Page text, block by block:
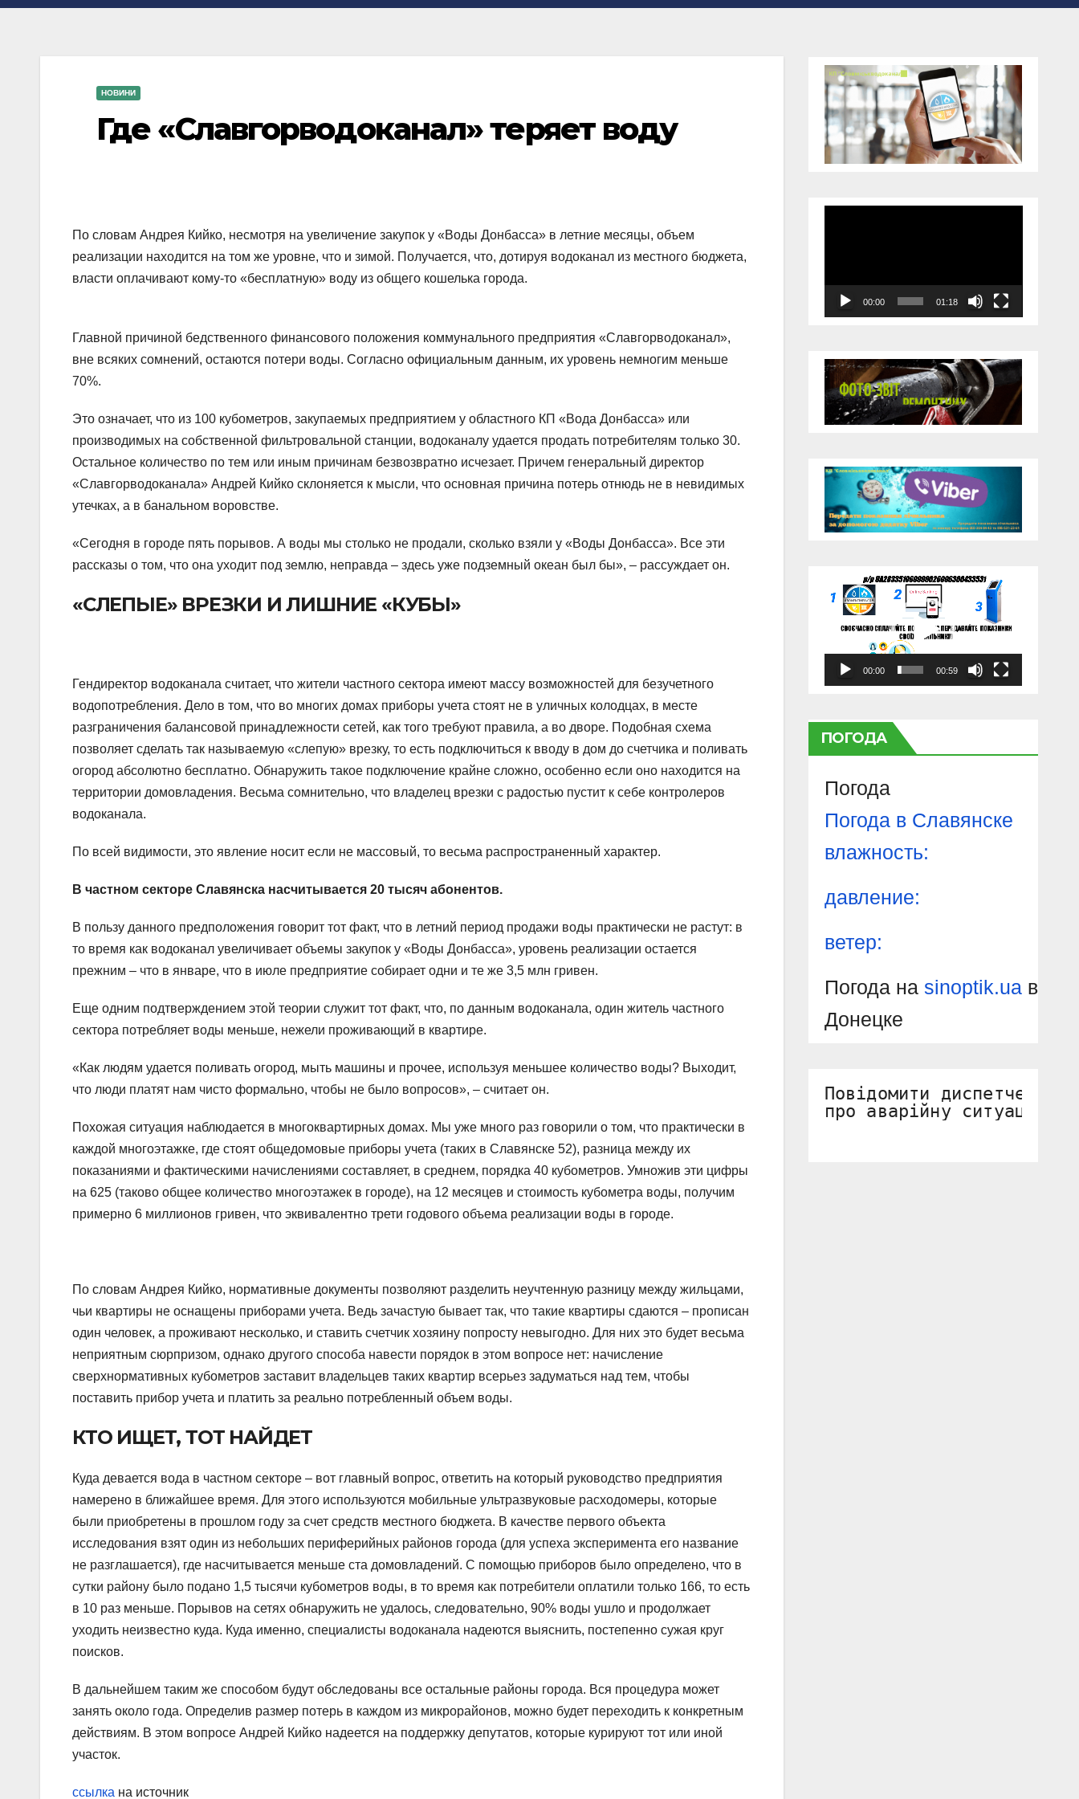
НОВИНИ
Где «Славгорводоканал» теряет воду
По словам Андрея Кийко, несмотря на увеличение закупок у «Воды Донбасса» в летние месяцы, объем
реализации находится на том же уровне, что и зимой. Получается, что, дотируя водоканал из местного бюджета,
власти оплачивают кому-то «бесплатную» воду из общего кошелька города.
Главной причиной бедственного финансового положения коммунального предприятия «Славгорводоканал»,
вне всяких сомнений, остаются потери воды. Согласно официальным данным, их уровень немногим меньше
70%.
Это означает, что из 100 кубометров, закупаемых предприятием у областного КП «Вода Донбасса» или
производимых на собственной фильтровальной станции, водоканалу удается продать потребителям только 30.
Остальное количество по тем или иным причинам безвозвратно исчезает. Причем генеральный директор
«Славгорводоканала» Андрей Кийко склоняется к мысли, что основная причина потерь отнюдь не в невидимых
утечках, а в банальном воровстве.
«Сегодня в городе пять порывов. А воды мы столько не продали, сколько взяли у «Воды Донбасса». Все эти
рассказы о том, что она уходит под землю, неправда – здесь уже подземный океан был бы», – рассуждает он.
«СЛЕПЫЕ» ВРЕЗКИ И ЛИШНИЕ «КУБЫ»
Гендиректор водоканала считает, что жители частного сектора имеют массу возможностей для безучетного
водопотребления. Дело в том, что во многих домах приборы учета стоят не в уличных колодцах, в месте
разграничения балансовой принадлежности сетей, как того требуют правила, а во дворе. Подобная схема
позволяет сделать так называемую «слепую» врезку, то есть подключиться к вводу в дом до счетчика и поливать
огород абсолютно бесплатно. Обнаружить такое подключение крайне сложно, особенно если оно находится на
территории домовладения. Весьма сомнительно, что владелец врезки с радостью пустит к себе контролеров
водоканала.
По всей видимости, это явление носит если не массовый, то весьма распространенный характер.
В частном секторе Славянска насчитывается 20 тысяч абонентов.
В пользу данного предположения говорит тот факт, что в летний период продажи воды практически не растут: в
то время как водоканал увеличивает объемы закупок у «Воды Донбасса», уровень реализации остается
прежним – что в январе, что в июле предприятие собирает одни и те же 3,5 млн гривен.
Еще одним подтверждением этой теории служит тот факт, что, по данным водоканала, один житель частного
сектора потребляет воды меньше, нежели проживающий в квартире.
«Как людям удается поливать огород, мыть машины и прочее, используя меньшее количество воды? Выходит,
что люди платят нам чисто формально, чтобы не было вопросов», – считает он.
Похожая ситуация наблюдается в многоквартирных домах. Мы уже много раз говорили о том, что практически в
каждой многоэтажке, где стоят общедомовые приборы учета (таких в Славянске 52), разница между их
показаниями и фактическими начислениями составляет, в среднем, порядка 40 кубометров. Умножив эти цифры
на 625 (таково общее количество многоэтажек в городе), на 12 месяцев и стоимость кубометра воды, получим
примерно 6 миллионов гривен, что эквивалентно трети годового объема реализации воды в городе.
По словам Андрея Кийко, нормативные документы позволяют разделить неучтенную разницу между жильцами,
чьи квартиры не оснащены приборами учета. Ведь зачастую бывает так, что такие квартиры сдаются – прописан
один человек, а проживают несколько, и ставить счетчик хозяину попросту невыгодно. Для них это будет весьма
неприятным сюрпризом, однако другого способа навести порядок в этом вопросе нет: начисление
сверхнормативных кубометров заставит владельцев таких квартир всерьез задуматься над тем, чтобы
поставить прибор учета и платить за реально потребленный объем воды.
КТО ИЩЕТ, ТОТ НАЙДЕТ
Куда девается вода в частном секторе – вот главный вопрос, ответить на который руководство предприятия
намерено в ближайшее время. Для этого используются мобильные ультразвуковые расходомеры, которые
были приобретены в прошлом году за счет средств местного бюджета. В качестве первого объекта
исследования взят один из небольших периферийных районов города (для успеха эксперимента его название
не разглашается), где насчитывается меньше ста домовладений. С помощью приборов было определено, что в
сутки району было подано 1,5 тысячи кубометров воды, в то время как потребители оплатили только 166, то есть
в 10 раз меньше. Порывов на сетях обнаружить не удалось, следовательно, 90% воды ушло и продолжает
уходить неизвестно куда. Куда именно, специалисты водоканала надеются выяснить, постепенно сужая круг
поисков.
В дальнейшем таким же способом будут обследованы все остальные районы города. Вся процедура может
занять около года. Определив размер потерь в каждом из микрорайонов, можно будет переходить к конкретным
действиям. В этом вопросе Андрей Кийко надеется на поддержку депутатов, которые курируют тот или иной
участок.
ссылка на источник
00:00 01:18
Відеопрогравач
00:00 00:59
ПОГОДА
Погода
Погода в Славянске
влажность:
давление:
ветер:
Погода на sinoptik.uaв
Донецке
Повідомити диспетчеру
про аварійну ситуацію.